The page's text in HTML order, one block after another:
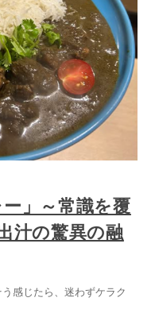
」～常識を覆
汁の驚異の融
感じたら、迷わずケラク